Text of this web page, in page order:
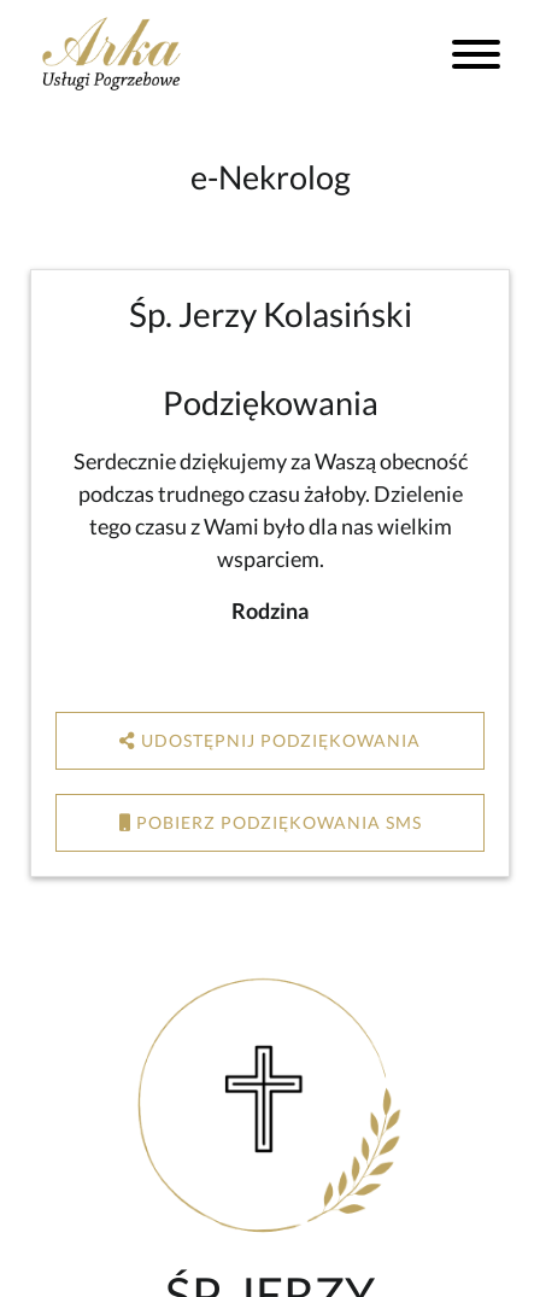
e-Nekrolog
Śp. Jerzy Kolasiński
Podziękowania
Serdecznie dziękujemy za Waszą obecność
podczas trudnego czasu żałoby. Dzielenie
tego czasu z Wami było dla nas wielkim
wsparciem.
Rodzina
UDOSTĘPNIJ PODZIĘKOWANIA
POBIERZ PODZIĘKOWANIA SMS